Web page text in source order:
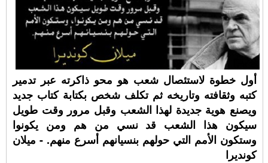
أول خطوة لاستئصال شعب هو محو ذاكرته عبر تدمير
كتبه وثقافته وتاريخه ثم تكلف شخص بكتابة كتاب جديد
ويصنع هوية جديدة لهذا الشعب وقبل مرور وقت طويل
سيكون هذا الشعب قد نسي من هم ومن يكونوا
وستكون الأمم التي حولهم بنسيانهم أسرع منهم. - ميلان
كونديرا